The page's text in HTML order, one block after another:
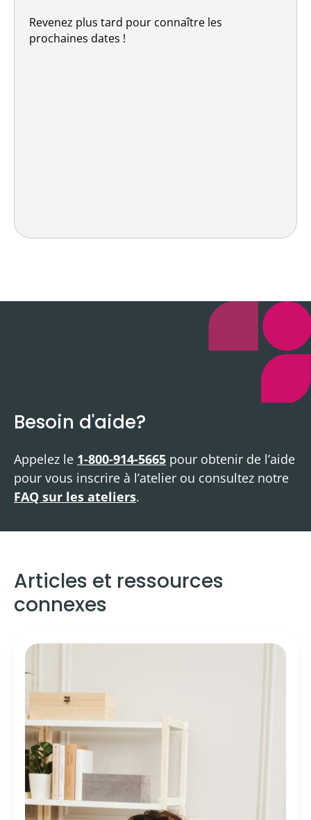
Revenez plus tard pour connaître les
prochaines dates !
Besoin d'aide?
Appelez le 1-800-914-5665 pour obtenir de l’aide
pour vous inscrire à l’atelier ou consultez notre
FAQ sur les ateliers.
Articles et ressources
connexes